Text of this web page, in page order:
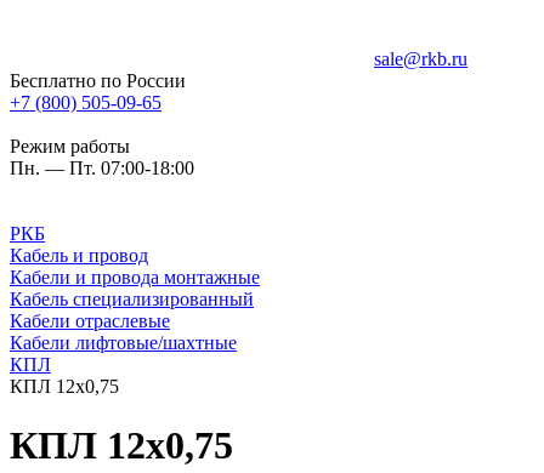
sale@rkb.ru
Бесплатно по России
+7 (800) 505-09-65
Режим работы
Пн. — Пт. 07:00-18:00
РКБ
Кабель и провод
Кабели и провода монтажные
Кабель специализированный
Кабели отраслевые
Кабели лифтовые/шахтные
КПЛ
КПЛ 12х0,75
КПЛ 12х0,75